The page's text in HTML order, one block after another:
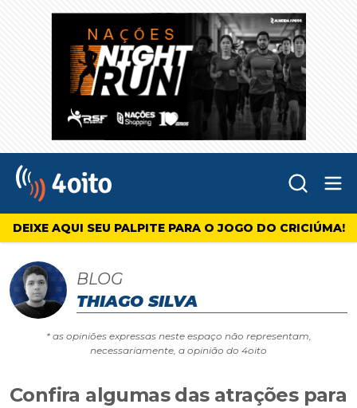
4oito
DEIXE AQUI SEU PALPITE PARA O JOGO DO CRICIÚMA!
BLOG
THIAGO SILVA
* as opiniões expressas neste espaço não representam,
necessariamente, a opinião do 4oito
Confira algumas das atrações para